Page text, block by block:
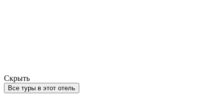
Скрыть
Все туры в этот отель